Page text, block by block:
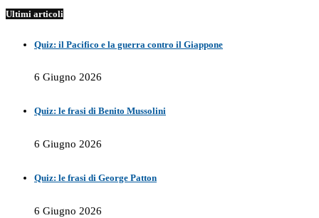
Ultimi articoli
Quiz: il Pacifico e la guerra contro il Giappone
6 Giugno 2026
Quiz: le frasi di Benito Mussolini
6 Giugno 2026
Quiz: le frasi di George Patton
6 Giugno 2026